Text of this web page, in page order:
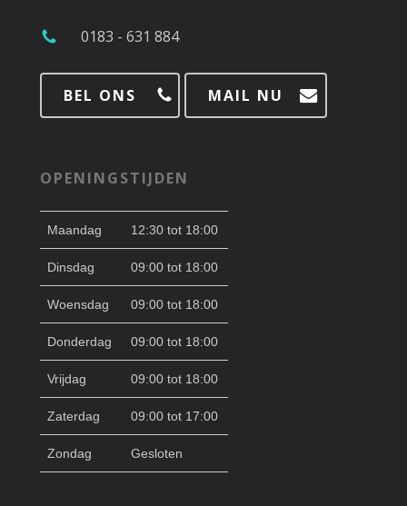
0183 - 631 884
BEL ONS MAIL NU
OPENINGSTIJDEN
Maandag 12:30 tot 18:00
Dinsdag 09:00 tot 18:00
Woensdag 09:00 tot 18:00
Donderdag 09:00 tot 18:00
Vrijdag 09:00 tot 18:00
Zaterdag 09:00 tot 17:00
Zondag Gesloten